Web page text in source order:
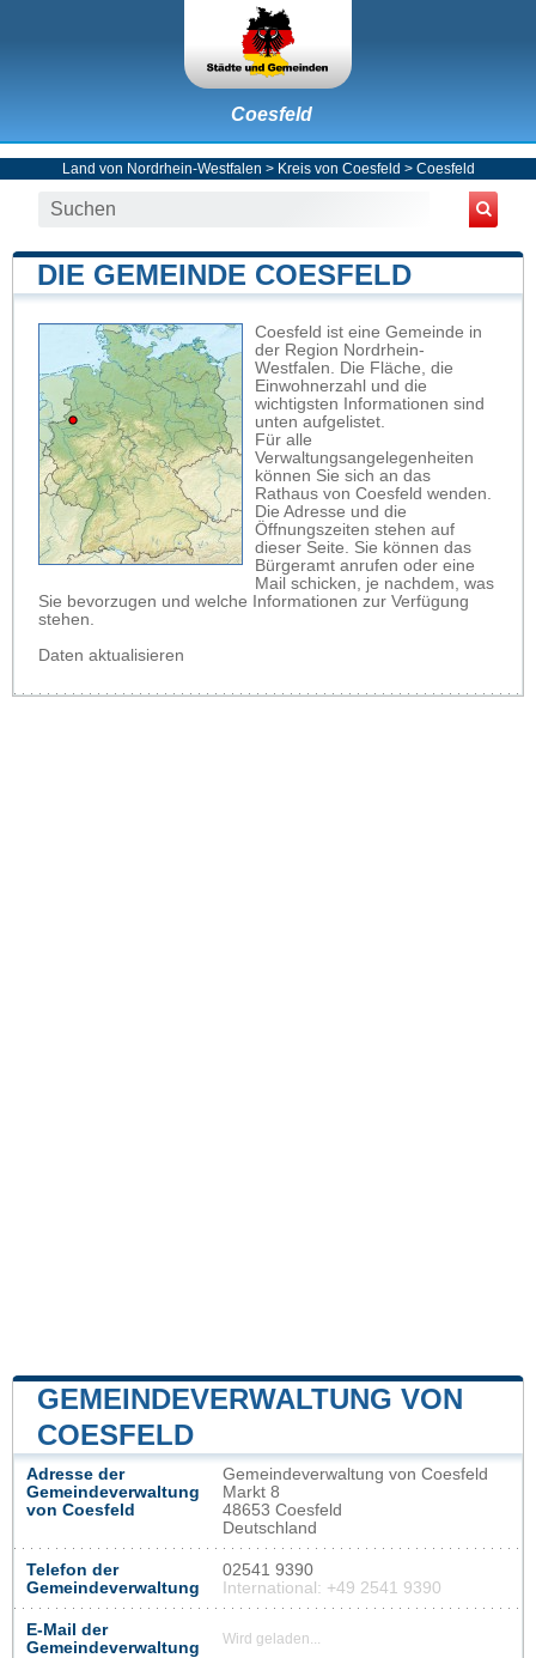
Coesfeld
Land von Nordrhein-Westfalen > Kreis von Coesfeld > Coesfeld
DIE GEMEINDE COESFELD
Coesfeld ist eine Gemeinde in
der Region Nordrhein-
Westfalen. Die Fläche, die
Einwohnerzahl und die
wichtigsten Informationen sind
unten aufgelistet.
Für alle
Verwaltungsangelegenheiten
können Sie sich an das
Rathaus von Coesfeld wenden.
Die Adresse und die
Öffnungszeiten stehen auf
dieser Seite. Sie können das
Bürgeramt anrufen oder eine
Mail schicken, je nachdem, was
Sie bevorzugen und welche Informationen zur Verfügung
stehen.
Daten aktualisieren
GEMEINDEVERWALTUNG VON
COESFELD
Adresse der
Gemeindeverwaltung
von Coesfeld
Gemeindeverwaltung von Coesfeld
Markt 8
48653 Coesfeld
Deutschland
Telefon der
Gemeindeverwaltung
02541 9390
International: +49 2541 9390
E-Mail der
Gemeindeverwaltung
Wird geladen...